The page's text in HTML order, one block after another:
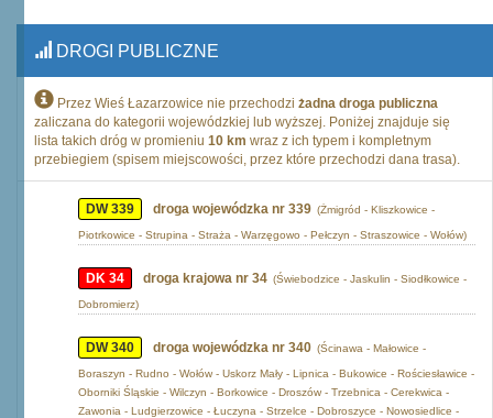
DROGI PUBLICZNE
Przez Wieś Łazarzowice nie przechodzi żadna droga publiczna
zaliczana do kategorii wojewódzkiej lub wyższej. Poniżej znajduje się
lista takich dróg w promieniu 10 km wraz z ich typem i kompletnym
przebiegiem (spisem miejscowości, przez które przechodzi dana trasa).
DW 339 droga wojewódzka nr 339 (Żmigród - Kliszkowice -
Piotrkowice - Strupina - Straża - Warzęgowo - Pełczyn - Straszowice - Wołów)
DK 34 droga krajowa nr 34 (Świebodzice - Jaskulin - Siodłkowice -
Dobromierz)
DW 340 droga wojewódzka nr 340 (Ścinawa - Małowice -
Boraszyn - Rudno - Wołów - Uskorz Mały - Lipnica - Bukowice - Rościesławice -
Oborniki Śląskie - Wilczyn - Borkowice - Droszów - Trzebnica - Cerekwica -
Zawonia - Ludgierzowice - Łuczyna - Strzelce - Dobroszyce - Nowosiedlice -